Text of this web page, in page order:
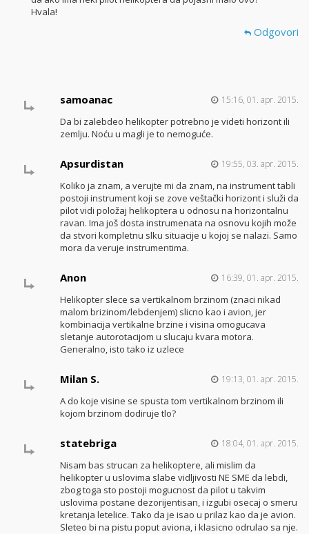
Hvala!
Odgovori
samoanac 15:16, 01. apr. 2015.
Da bi zalebdeo helikopter potrebno je videti horizont ili
zemlju. Noću u magli je to nemoguće.
Apsurdistan 19:55, 03. apr. 2015.
Koliko ja znam, a verujte mi da znam, na instrument tabli
postoji instrument koji se zove veštački horizont i služi da
pilot vidi položaj helikoptera u odnosu na horizontalnu
ravan. Ima još dosta instrumenata na osnovu kojih može
da stvori kompletnu slku situacije u kojoj se nalazi. Samo
mora da veruje instrumentima.
Anon 16:39, 01. apr. 2015.
Helikopter slece sa vertikalnom brzinom (znaci nikad
malom brizinom/lebdenjem) slicno kao i avion, jer
kombinacija vertikalne brzine i visina omogucava
sletanje autorotacijom u slucaju kvara motora.
Generalno, isto tako iz uzlece
Milan S. 19:13, 01. apr. 2015.
A do koje visine se spusta tom vertikalnom brzinom ili
kojom brzinom dodiruje tlo?
statebriga 18:04, 01. apr. 2015.
Nisam bas strucan za helikoptere, ali mislim da
helikopter u uslovima slabe vidljivosti NE SME da lebdi,
zbog toga sto postoji mogucnost da pilot u takvim
uslovima postane dezorijentisan, i izgubi osecaj o smeru
kretanja letelice. Tako da je isao u prilaz kao da je avion.
Sleteo bi na pistu poput aviona, i klasicno odrulao sa nje.